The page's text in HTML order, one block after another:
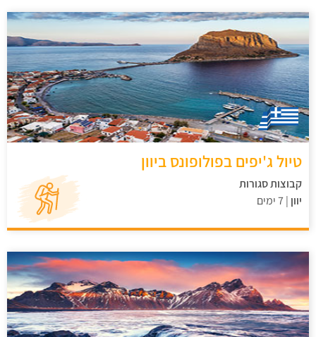
טיול ג'יפים בפולופונס ביוון
קבוצות סגורות
יוון | 7 ימים